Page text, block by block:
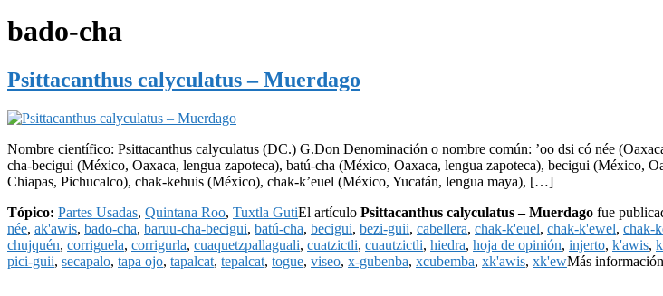
bado-cha
Psittacanthus calyculatus – Muerdago
Nombre científico: Psittacanthus calyculatus (DC.) G.Don Denominación o nombre común: ’oo dsi có née
cha-becigui (México, Oaxaca, lengua zapoteca), batú-cha (México, Oaxaca, lengua zapoteca), becigui (México,
Chiapas, Pichucalco), chak-kehuis (México), chak-k’euel (México, Yucatán, lengua maya), […]
Tópico: Partes Usadas, Quintana Roo, Tuxtla GutiEl artículo Psittacanthus calyculatus – Muerdago fue
née, ak'awis, bado-cha, baruu-cha-becigui, batú-cha, becigui, bezi-guii, cabellera, chak-k'euel, chak-k'ewel, chak-
chujquén, corriguela, corrigurla, cuaquetzpallaguali, cuatzictli, cuautzictli, hiedra, hoja de opinión, injerto, k'awis,
pici-guii, secapalo, tapa ojo, tapalcat, tepalcat, togue, viseo, x-gubenba, xcubemba, xk'awis, xk'ewMás